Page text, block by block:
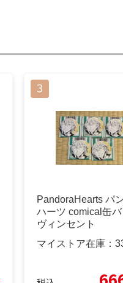
PandoraHearts パ
ハーツ comical缶
ヴィンセント
マイストア在庫：